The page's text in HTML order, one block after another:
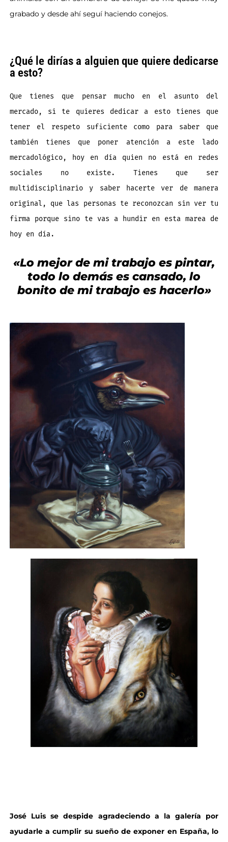
grabado y desde ahí seguí haciendo conejos.
¿Qué le dirías a alguien que quiere dedicarse
a esto?
Que tienes que pensar mucho en el asunto del
mercado, si te quieres dedicar a esto tienes que
tener el respeto suficiente como para saber que
también tienes que poner atención a este lado
mercadológico, hoy en día quien no está en redes
sociales no existe. Tienes que ser
multidisciplinario y saber hacerte ver de manera
original, que las personas te reconozcan sin ver tu
firma porque sino te vas a hundir en esta marea de
hoy en día.
«Lo mejor de mi trabajo es pintar,
todo lo demás es cansado, lo
bonito de mi trabajo es hacerlo»
José Luis se despide agradeciendo a la galería por
ayudarle a cumplir su sueño de exponer en España, lo